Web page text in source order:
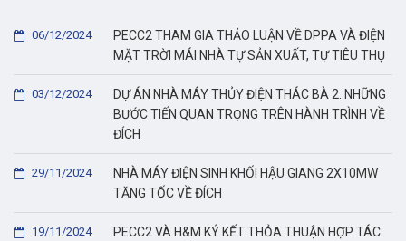
PECC2 THAM GIA THẢO LUẬN VỀ DPPA VÀ ĐIỆN
MẶT TRỜI MÁI NHÀ TỰ SẢN XUẤT, TỰ TIÊU THỤ
06/12/2024
DỰ ÁN NHÀ MÁY THỦY ĐIỆN THÁC BÀ 2: NHỮNG
BƯỚC TIẾN QUAN TRỌNG TRÊN HÀNH TRÌNH VỀ
ĐÍCH
03/12/2024
NHÀ MÁY ĐIỆN SINH KHỐI HẬU GIANG 2X10MW
TĂNG TỐC VỀ ĐÍCH
29/11/2024
PECC2 VÀ H&M KÝ KẾT THỎA THUẬN HỢP TÁC
19/11/2024